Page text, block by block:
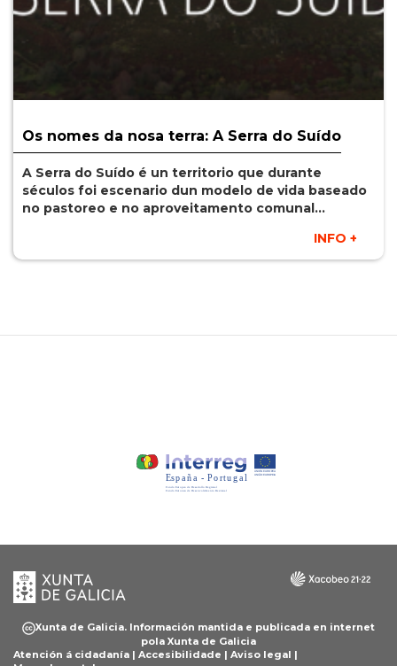
Os nomes da nosa terra: A Serra do Suído
A Serra do Suído é un territorio que durante
séculos foi escenario dun modelo de vida baseado
no pastoreo e no aproveitamento comunal…
INFO +
Xunta
de
Galicia
Galicia
Xunta de Galicia. Información mantida e publicada en internet
pola Xunta de Galicia
Atención á cidadanía | Accesibilidade | Aviso legal |